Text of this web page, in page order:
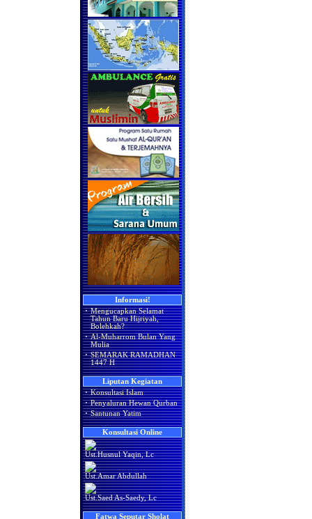
Informasi!
· Mengucapkan Selamat
Tahun Baru Hijriyah,
Bolehkah?
· Al-Muharrom Bulan Yang
Mulia
· SEMARAK RAMADHAN
1447 H
Liputan Kegiatan
· Konsultasi Islam
· Penyaluran Hewan Qurban
· Santunan Yatim
Konsultasi Online
Ust.Husnul Yaqin, Lc
Ust.Amar Abdullah
Ust.Saed As-Saedy, Lc
Fatwa Seputar Sholat